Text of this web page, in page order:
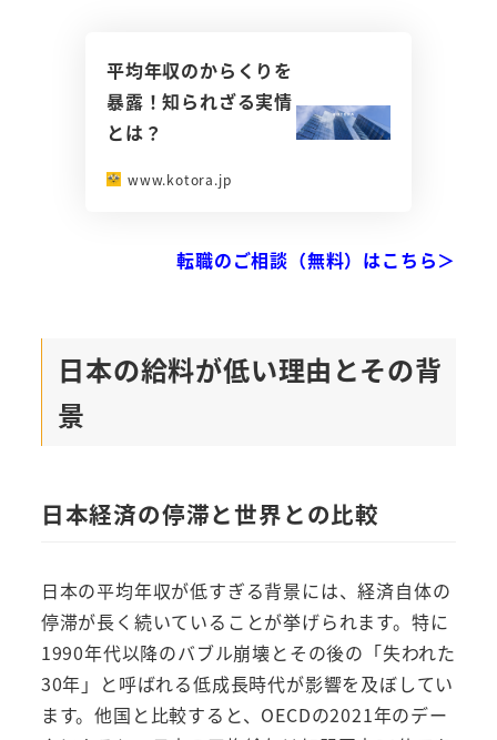
平均年収のからくりを
暴露！知られざる実情
とは？
www.kotora.jp
転職のご相談（無料）はこちら＞
日本の給料が低い理由とその背
景
日本経済の停滞と世界との比較
日本の平均年収が低すぎる背景には、経済自体の
停滞が長く続いていることが挙げられます。特に
1990年代以降のバブル崩壊とその後の「失われた
30年」と呼ばれる低成長時代が影響を及ぼしてい
ます。他国と比較すると、OECDの2021年のデー